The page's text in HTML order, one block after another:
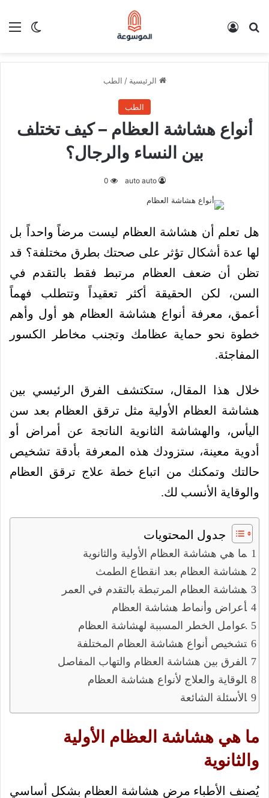
الوضع بحث عن
الرئيسية / الطب
الطب
أنواع هشاشة العظام – كيف تختلف
بين النساء والرجال؟
auto auto
0
هل تعلم أن هشاشة العظام ليست مرضاً واحداً بل
لها عدة أشكال تؤثر على صحتك بطرق مختلفة؟ قد
تظن أن ضعف العظام مرتبط فقط بالتقدم في
السن، لكن الحقيقة أكثر تعقيداً وتتطلب فهماً
أعمق، معرفة أنواع هشاشة العظام هو أول وأهم
خطوة نحو حماية عظامك وتجنب مخاطر الكسور
المفاجئة.
خلال هذا المقال، ستكتشف الفرق الرئيسي بين
هشاشة العظام الأولية مثل ترقق العظام بعد سن
اليأس، والهشاشة الثانوية الناتجة عن أمراض أو
أدوية معينة، ستزودك هذه المعرفة بأدقة تشخيص
حالتك وتمكنك من اتباع خطة علاج ترقق العظام
والوقاية الأنسب لك.
جدول المحتويات
ما هي هشاشة العظام الأولية والثانوية
هشاشة العظام بعد انقطاع الطمث
هشاشة العظام المرتبطة بالتقدم في العمر
أعراض وأنماط هشاشة العظام
عوامل الخطر المسببة لهشاشة العظام
تشخيص أنواع هشاشة العظام المختلفة
الفرق بين هشاشة العظام والتهاب المفاصل
الوقاية والعلاج لأنواع هشاشة العظام
الأسئلة الشائعة
ما هي هشاشة العظام الأولية
والثانوية
يُصنف الأطباء مرض هشاشة العظام بشكل أساسي